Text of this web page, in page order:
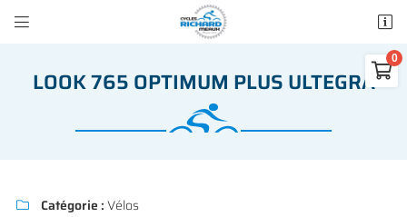
 
01 64 34 07 57

LOOK 765 OPTIMUM PLUS ULTEGRA
 Catégorie :Vélos